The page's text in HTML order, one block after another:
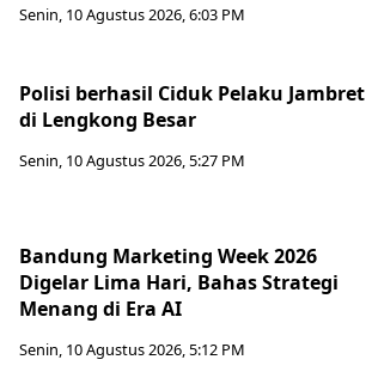
Senin, 10 Agustus 2026, 6:03 PM
Polisi berhasil Ciduk Pelaku Jambret
di Lengkong Besar
Senin, 10 Agustus 2026, 5:27 PM
Bandung Marketing Week 2026
Digelar Lima Hari, Bahas Strategi
Menang di Era AI
Senin, 10 Agustus 2026, 5:12 PM